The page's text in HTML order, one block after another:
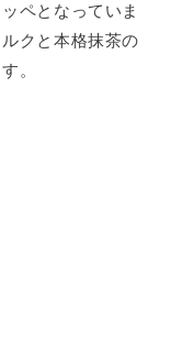
ペとなっていま
クと本格抹茶の
。